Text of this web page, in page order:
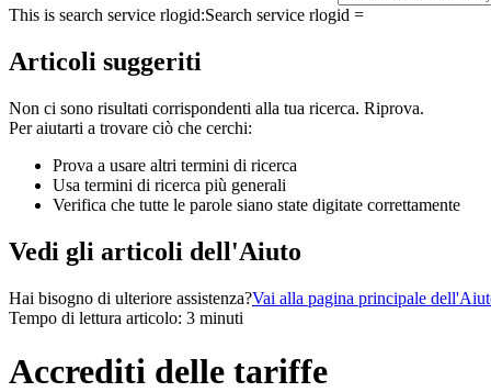
This is search service rlogid:Search service rlogid =
Articoli suggeriti
Non ci sono risultati corrispondenti alla tua ricerca. Riprova.
Per aiutarti a trovare ciò che cerchi:
Prova a usare altri termini di ricerca
Usa termini di ricerca più generali
Verifica che tutte le parole siano state digitate correttamente
Vedi gli articoli dell'Aiuto
Hai bisogno di ulteriore assistenza?Vai alla pagina principale
Tempo di lettura articolo: 3 minuti
Accrediti delle tariffe